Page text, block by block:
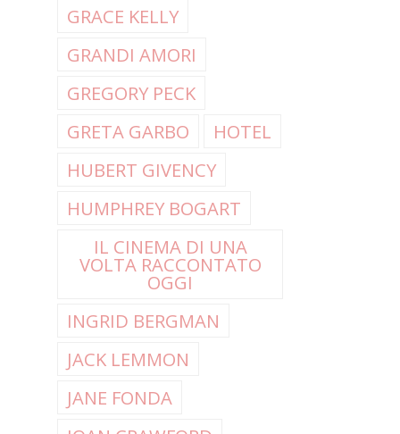
GRACE KELLY
GRANDI AMORI
GREGORY PECK
GRETA GARBO
HOTEL
HUBERT GIVENCY
HUMPHREY BOGART
IL CINEMA DI UNA
VOLTA RACCONTATO
OGGI
INGRID BERGMAN
JACK LEMMON
JANE FONDA